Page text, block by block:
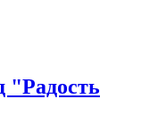
"Радость